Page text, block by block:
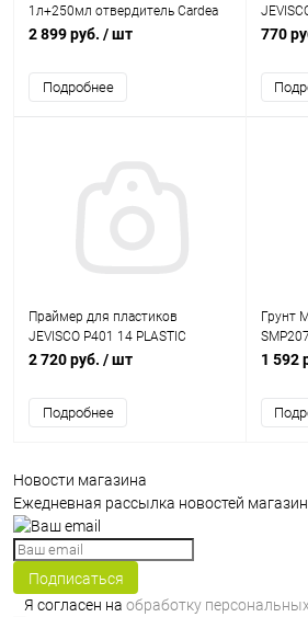
1л+250мл отвердитель Cardea
2 899 руб. / шт
Подробнее
770
Праймер для пластиков
JEVISCO P401 14 PLASTIC
PRIMER CLEAR 4л
2 720 руб. / шт
Подробнее
Грунт
1 592
Новости магазина
Ежедневная рассылка новостей
Подписаться
Я согласен на обработку